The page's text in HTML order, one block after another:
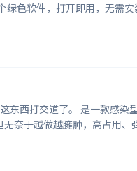
无奈于越做越臃肿，高占